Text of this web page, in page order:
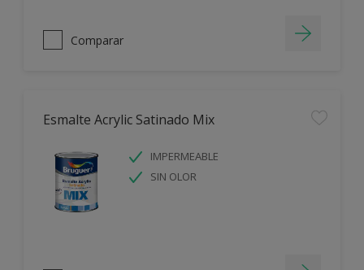
Comparar
Esmalte Acrylic Satinado Mix
IMPERMEABLE
SIN OLOR